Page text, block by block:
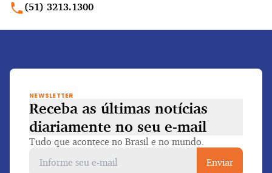
(51) 3213.1300
NEWSLETTER
Receba as últimas notícias
diariamente no seu e-mail
Tudo que acontece no Brasil e no mundo.
Enviar